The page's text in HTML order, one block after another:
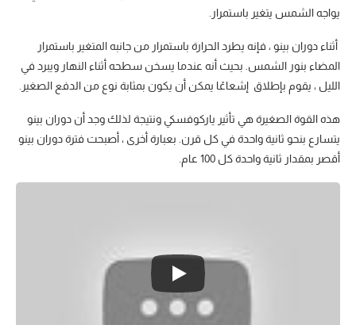
يواجه الشمس يتغير باستمرار.
أثناء دوران بينو ، فإنه يطرد الحرارة باستمرار من جانبه المتغير باستمرار
المضاء بنور الشمس. بحيث أنه عندما يسخن سطحه أثناء النهار ويبرد في
الليل ، يقوم بإطلاق إشعاعًا يمكن أن يكون بمثابة نوع من الدفع الصغير.
هذه القوة الصغيرة هي تأثير ياركوفسكي ونتيجة لذلك وجد أن دوران بينو
يتسارع بنحو ثانية واحدة في كل قرن. بعبارة أخرى ، أصبحت فترة دوران بينو
أقصر بمقدار ثانية واحدة كل 100 عام.